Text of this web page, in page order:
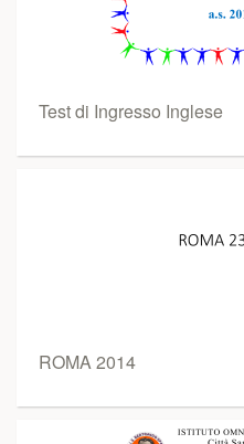
Test di Ingresso Inglese
ROMA 2014